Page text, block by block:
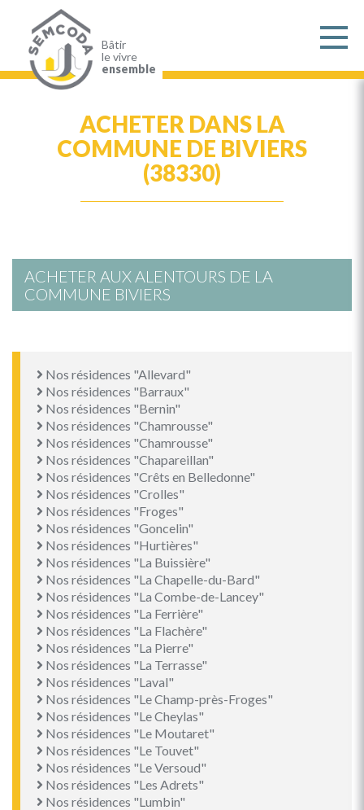
contenu
principal
Bâtir
le vivre
ensemble
ACHETER DANS LA
COMMUNE DE BIVIERS
(38330)
ACHETER AUX ALENTOURS DE LA
COMMUNE BIVIERS
Nos résidences "Allevard"
Nos résidences "Barraux"
Nos résidences "Bernin"
Nos résidences "Chamrousse"
Nos résidences "Chamrousse"
Nos résidences "Chapareillan"
Nos résidences "Crêts en Belledonne"
Nos résidences "Crolles"
Nos résidences "Froges"
Nos résidences "Goncelin"
Nos résidences "Hurtières"
Nos résidences "La Buissière"
Nos résidences "La Chapelle-du-Bard"
Nos résidences "La Combe-de-Lancey"
Nos résidences "La Ferrière"
Nos résidences "La Flachère"
Nos résidences "La Pierre"
Nos résidences "La Terrasse"
Nos résidences "Laval"
Nos résidences "Le Champ-près-Froges"
Nos résidences "Le Cheylas"
Nos résidences "Le Moutaret"
Nos résidences "Le Touvet"
Nos résidences "Le Versoud"
Nos résidences "Les Adrets"
Nos résidences "Lumbin"